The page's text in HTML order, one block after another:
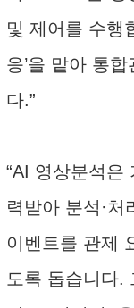
및 제어를 수행
응’을 맡아 통
다.”
“AI 영상분석은
력받아 분석·처
이벤트를 관제
도록 돕습니다.